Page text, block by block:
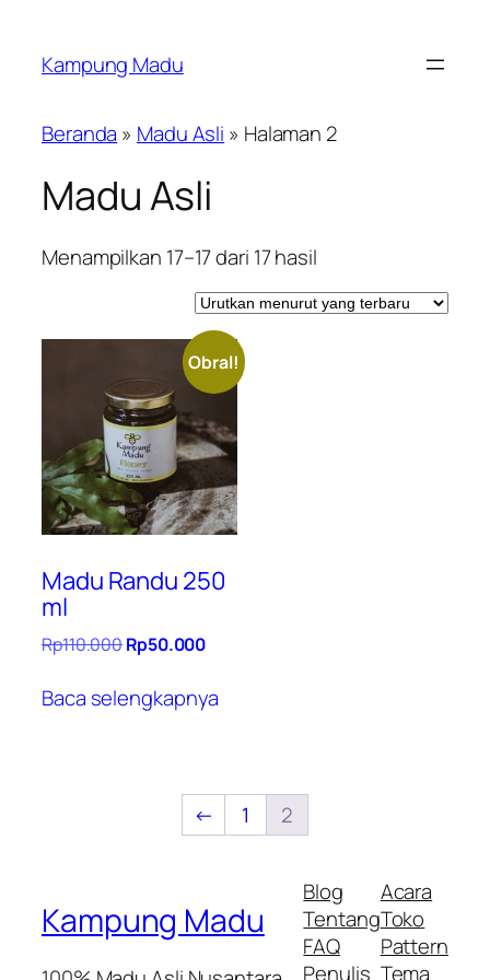
konten
Kampung Madu
Beranda » Madu Asli » Halaman 2
Madu Asli
Menampilkan 17–17 dari 17 hasilDiurutkan
yang
Obral!
Madu Randu 250
ml
Rp110.000Harga
adalah:
Rp110.000.
Rp50.000Harga
ini
adalah:
Baca selengkapnya
← 1 2
Kampung Madu
Blog
Tentang
FAQ
Penulis
Acara
Toko
Pattern
Tema